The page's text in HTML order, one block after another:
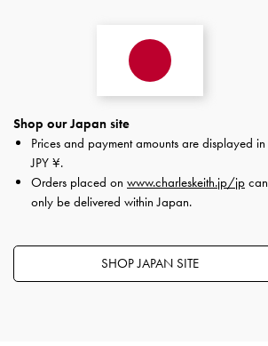
とてもよかった
かわいい
Shop our Japan site
Prices and payment amounts are displayed in
JPY ¥.
Orders placed on www.charleskeith.jp/jp can
only be delivered within Japan.
SHOP JAPAN SITE